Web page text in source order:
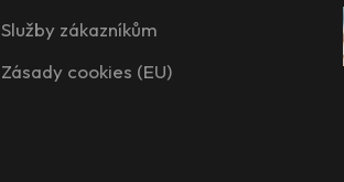
Služby zákazníkům
Zásady cookies (EU)